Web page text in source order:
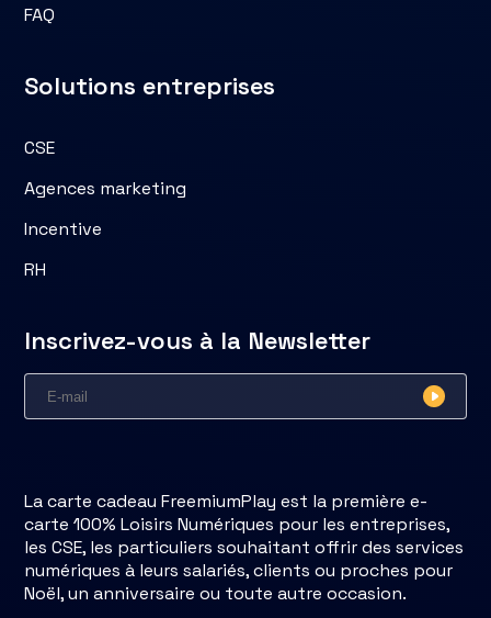
FAQ
Solutions entreprises
CSE
Agences marketing
Incentive
RH
Inscrivez-vous à la Newsletter
La carte cadeau FreemiumPlay est la première e-
carte 100% Loisirs Numériques pour les entreprises,
les CSE, les particuliers souhaitant offrir des services
numériques à leurs salariés, clients ou proches pour
Noël, un anniversaire ou toute autre occasion.